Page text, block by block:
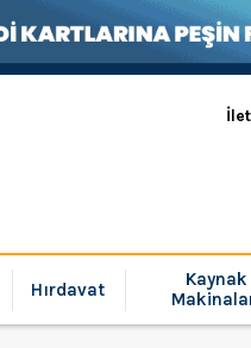
Hırdavat
Kaynak